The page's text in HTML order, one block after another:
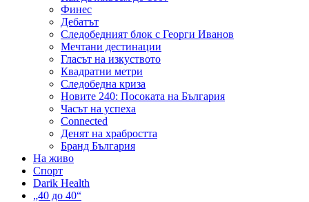
Финес
Дебатът
Следобедният блок с Георги Иванов
Мечтани дестинации
Гласът на изкуството
Квадратни метри
Следобедна криза
Новите 240: Посоката на България
Часът на успеха
Connected
Денят на храбростта
Бранд България
На живо
Спорт
Darik Health
„40 до 40“